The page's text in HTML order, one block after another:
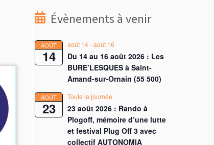
Évènements à venir
AOÛT
14
août 14-août 16
Du 14 au 16 août 2026 : Les
BURE’LESQUES à Saint-
Amand-sur-Ornain (55 500)
AOÛT
23
Toute la journée
23 août 2026 : Rando à
Plogoff, mémoire d’une lutte
et festival Plug Off 3 avec
collectif AUTONOMIA